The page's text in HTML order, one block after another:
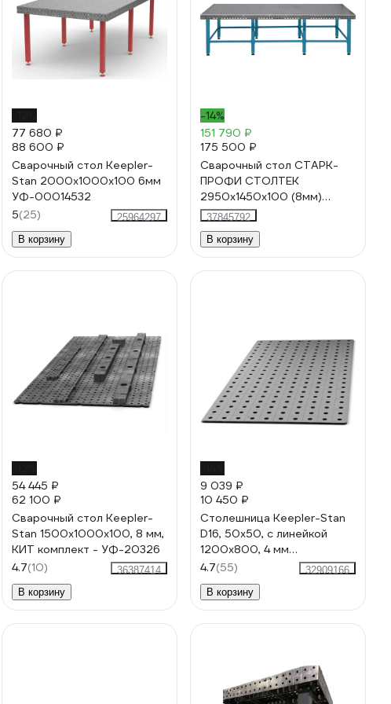
77 680 ₽
88 600 ₽
Сварочный стол Keepler-
Stan 2000x1000x100 6мм
УФ-00014532
5(25)
25964297
В корзину
-14%
151 790 ₽
175 500 ₽
Сварочный стол СТАРК-
ПРОФИ СТОЛТЕК
2950х1450х100 (8мм)
09Г2С 4687206149281
37845792
В корзину
54 445 ₽
62 100 ₽
Сварочный стол Keepler-
Stan 1500x1000x100, 8 мм,
КИТ комплект - УФ-20326
4.7(10)
36387414
В корзину
9 039 ₽
10 450 ₽
Столешница Keepler-Stan
D16, 50x50, с линейкой
1200x800, 4 мм
УФ-00018080
4.7(55)
32909166
В корзину